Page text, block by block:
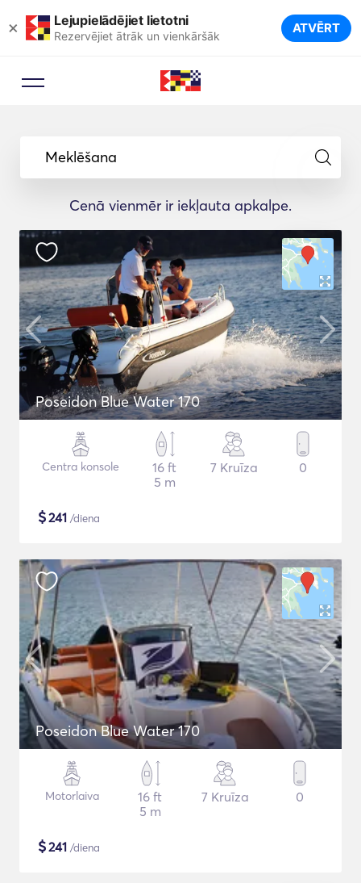
× Lejupielādējiet lietotni
Rezervējiet ātrāk un vienkāršāk ATVĒRT
Meklēšana
Cenā vienmēr ir iekļauta apkalpe.
Poseidon Blue Water 170
Centra konsole
16 ft
5 m
7 Kruīza 0
$241 /diena
Poseidon Blue Water 170
Motorlaiva
16 ft
5 m
7 Kruīza 0
$241 /diena